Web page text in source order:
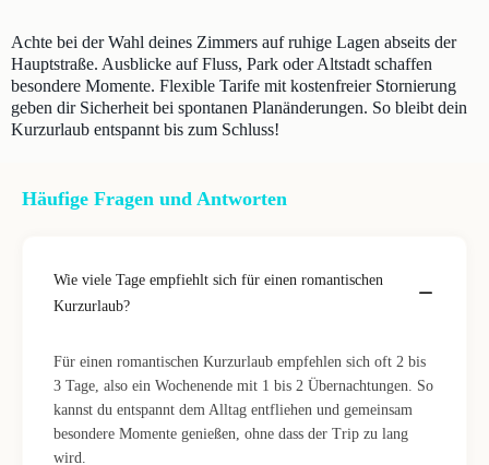
Achte bei der Wahl deines Zimmers auf ruhige Lagen abseits der
Hauptstraße. Ausblicke auf Fluss, Park oder Altstadt schaffen
besondere Momente. Flexible Tarife mit kostenfreier Stornierung
geben dir Sicherheit bei spontanen Planänderungen. So bleibt dein
Kurzurlaub entspannt bis zum Schluss!
Häufige Fragen und Antworten
Wie viele Tage empfiehlt sich für einen romantischen
Kurzurlaub?
Für einen romantischen Kurzurlaub empfehlen sich oft 2 bis
3 Tage, also ein Wochenende mit 1 bis 2 Übernachtungen. So
kannst du entspannt dem Alltag entfliehen und gemeinsam
besondere Momente genießen, ohne dass der Trip zu lang
wird.